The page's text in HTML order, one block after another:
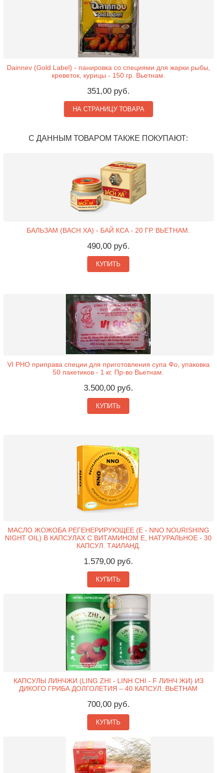
Dainnev (Gold Label) - панировка со специями для жарки рыбы,
креветок, курицы - 150 гр. Вьетнам.
351,00 руб.
НА СТРАНИЦУ ТОВАРА
С ДАННЫМ ТОВАРОМ ТАКЖЕ ПОКУПАЮТ:
БАЛЬЗАМ (BACH XA) - БАЙ КСА - 20 ГР. ВЬЕТНАМ.
490,00 руб.
КУПИТЬ
VI PHO приправа специи для приготовления супа Фо, упаковка
50 пакетиков - 1 кг. Пр-во Вьетнам.
3.500,00 руб.
КУПИТЬ
МАСЛО ЖОЖОБА РЕГЕНЕРИРУЮЩЕЕ (Е - NNO NOURISHING
NIGHT OIL) В КАПСУЛАХ С ВИТАМИНОМ Е, НАТУРАЛЬНОЕ - 30
КАПСУЛ. ТАИЛАНД.
1.579,00 руб.
КУПИТЬ
КАПСУЛЫ ЛИНЧЖИ (LING ZHI - LINH CHI - F ЛИНЧ ЖИ) ИЗ
ДИКОГО ГРИБА ДОЛГОЛЕТИЯ – 40 КАПСУЛ. ВЬЕТНАМ
700,00 руб.
КУПИТЬ